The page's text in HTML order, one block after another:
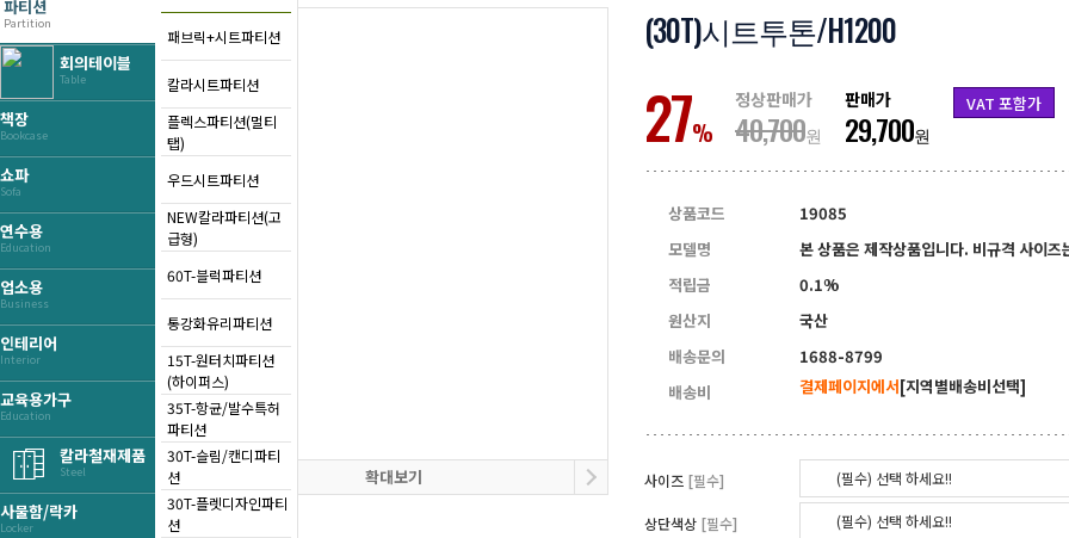
파티션
Partition
회의테이블
Table
책장
Bookcase
쇼파
Sofa
연수용
Education
업소용
Business
인테리어
Interior
교육용가구
Education
칼라철재제품
Steel
사물함/락카
Locker
패브릭+시트파티션
칼라시트파티션
플렉스파티션(멀티
탭)
우드시트파티션
NEW칼라파티션(고
급형)
60T-블럭파티션
통강화유리파티션
15T-원터치파티션
(하이퍼스)
35T-항균/발수특허
파티션
30T-슬림/캔디파티
션
30T-플렛디자인파티
션
1
칼라철재
3
세트상품
5
확대보기
(30T)시트투톤/H1200
27%
정상판매가
40,700원
판매가
29,700원
VAT 포함가
상품코드
19085
모델명
본 상품은 제작상품입니다. 비규격 사이
적립금
0.1%
원산지
국산
배송문의
1688-8799
배송비
결제페이지에서[지역별배송비선택]
사이즈 [필수] (필수) 선택 하세요!!
상단색상 [필수] (필수) 선택 하세요!!